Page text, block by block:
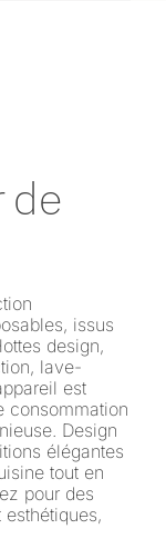
de
issus
design,
lave-
est
consommation
Design
élégantes
tout en
pour des